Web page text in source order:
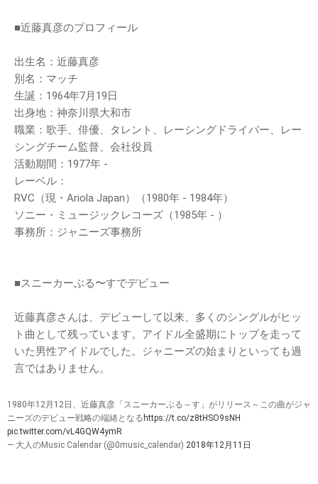
■近藤真彦のプロフィール
出生名：近藤真彦
別名：マッチ
生誕：1964年7月19日
出身地：神奈川県大和市
職業：歌手、俳優、タレント、レーシングドライバー、レー
シングチーム監督、会社役員
活動期間：1977年 -
レーベル：
RVC（現・Ariola Japan）（1980年 - 1984年）
ソニー・ミュージックレコーズ（1985年 - ）
事務所：ジャニーズ事務所
■スニーカーぶる〜すでデビュー
近藤真彦さんは、デビューして以来、多くのシングルがヒッ
ト曲として残っています。アイドル全盛期にトップを走って
いた男性アイドルでした。ジャニーズの始まりといっても過
言ではありません。
1980年12月12日、近藤真彦「スニーカーぶる～す」がリリース～この曲がジャ
ニーズのデビュー戦略の端緒となる https://t.co/z8tHSO9sNH
pic.twitter.com/vL4GQW4ymR
— 大人のMusic Calendar (@0music_calendar) 2018年12月11日